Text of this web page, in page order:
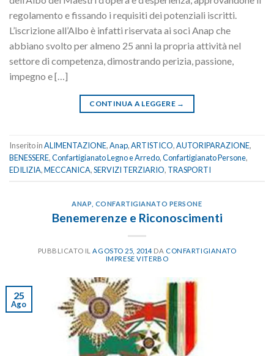
regolamento e fissando i requisiti dei potenziali iscritti.
L’iscrizione all’Albo è infatti riservata ai soci Anap che
abbiano svolto per almeno 25 anni la propria attività nel
settore di competenza, dimostrando perizia, passione,
impegno e […]
CONTINUA A LEGGERE →
Inserito inALIMENTAZIONE,Anap,ARTISTICO,AUTORIPARAZIONE,
BENESSERE,Confartigianato Legno e Arredo,Confartigianato Persone,
EDILIZIA,MECCANICA,SERVIZI TERZIARIO, TRASPORTI
ANAP CONFARTIGIANATO PERSONE
Benemerenze e Riconoscimenti
PUBBLICATO IL AGOSTO 25, 2014 DA CONFARTIGIANATO
IMPRESE VITERBO
25
Ago